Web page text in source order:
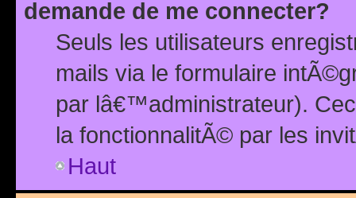
demande de me connecter?
Seuls les utilisateurs
mails via le formulaire
par lâ€™administrateur).
la fonctionnalitÃ© par les
Haut